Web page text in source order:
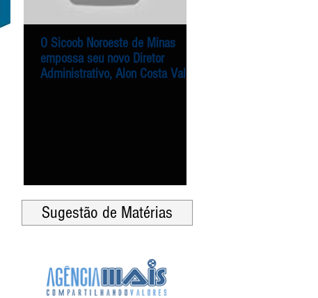
O Sicoob Noroeste de Minas
empossa seu novo Diretor
Administrativo, Alon Costa Vale
Sugestão de Matérias
O Sicoob Noroeste de Minas
empossa seu novo Diretor
Administrativo, Alon Costa Vale